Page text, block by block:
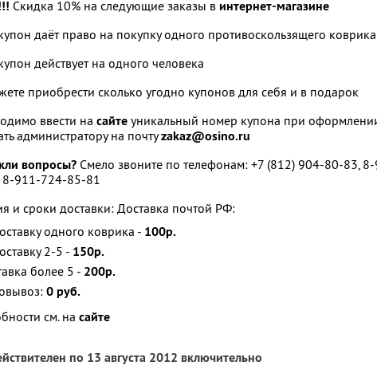
Скидка 10% на следующие заказы в интернет-магазине
даёт право на покупку одного противоскользящего коврика
действует на одного человека
приобрести сколько угодно купонов для себя и в подарок
ввести на сайте уникальный номер купона при
администратору на почтуzakaz@osino.ru
вопросы? Смело звоните по телефонам: +7 (812) 904-80-83,
8-911-724-85-81
и сроки доставки: Доставка почтой РФ:
одного коврика - 100р.
2-5 - 150р.
более 5 - 200р.
0 руб.
см. на сайте
по 13 августа 2012 включительно